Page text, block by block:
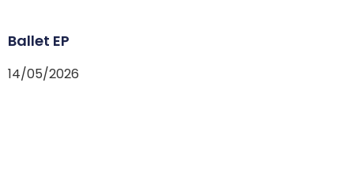
Ballet EP
14/05/2026